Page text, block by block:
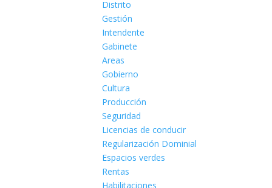
Distrito
Gestión
Intendente
Gabinete
Areas
Gobierno
Cultura
Producción
Seguridad
Licencias de conducir
Regularización Dominial
Espacios verdes
Rentas
Habilitaciones